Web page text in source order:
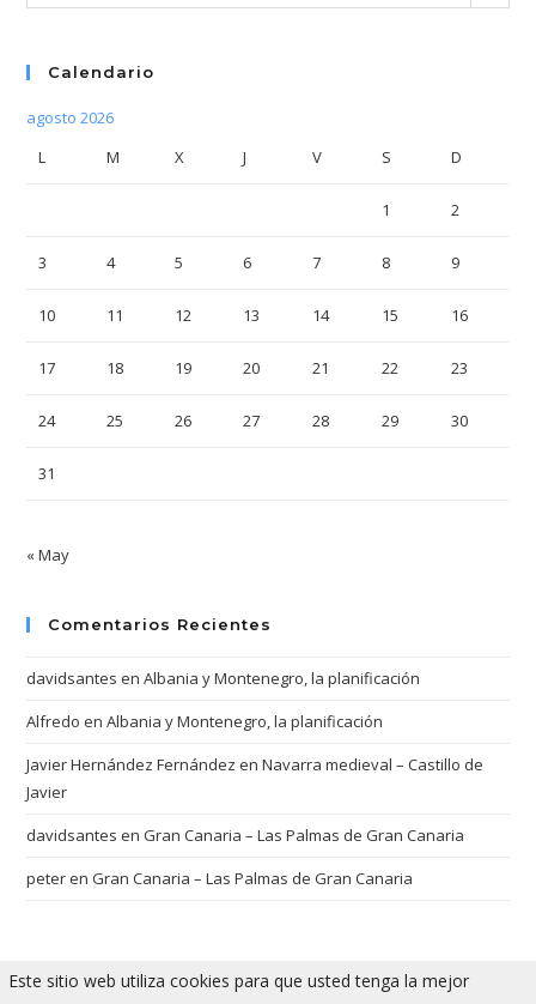
Calendario
agosto 2026
L
M X J V S D
1 2
3 4 5 6 7 8 9
10 11 12 13 14 15 16
17 18 19 20 21 22 23
24 25 26 27 28 29 30
31
« May
Comentarios Recientes
davidsantes enAlbania y Montenegro, la planificación
Alfredo enAlbania y Montenegro, la planificación
Javier Hernández Fernández enNavarra medieval – Castillo de
Javier
davidsantes enGran Canaria – Las Palmas de Gran Canaria
peterenGran Canaria – Las Palmas de Gran Canaria
Este sitio web utiliza cookies para que usted tenga la mejor